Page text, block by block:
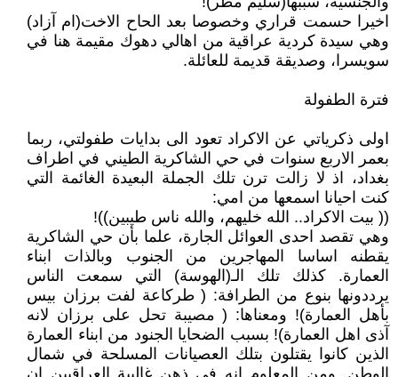
اخيرا حسمت قراري وخصوصا بعد الحاح الاخت(ام آزاد)
وهي سيدة كردية عراقية من اهالي دهوك مقيمة هنا في
سويسرا، وصديقة قديمة للعائلة.
فترة الطفولة
اولى ذكرياتي عن الاكراد تعود الى بدايات طفولتي، ربما
بعمر الاربع سنوات في حي الشاكرية الطيني في اطراف
بغداد، اذ لا زالت ترن تلك الجملة البعيدة الغائمة التي
كنت احيانا اسمعها من امي:
(( بيت الاكراد.. الله خليهم، والله ناس طيبين))!
وهي تقصد احدى العوائل الجارة، علما بأن حي الشاكرية
يقطنه اساسا المهاجرين من الجنوب وبالذات ابناء
العمارة. كذلك تلك الـ(الهوسة) التي سمعت الناس
يرددونها بنوع من الطرافة: ( طركاعة لفت برزان بيس
بأهل العمارة)! ومعناها: ( مصيبة تحل على برزان لانه
آذى اهل العمارة)! بسبب الضحايا الجنود من ابناء العمارة
الذين كانوا يقتلون بتلك العصيانات المسلحة في شمال